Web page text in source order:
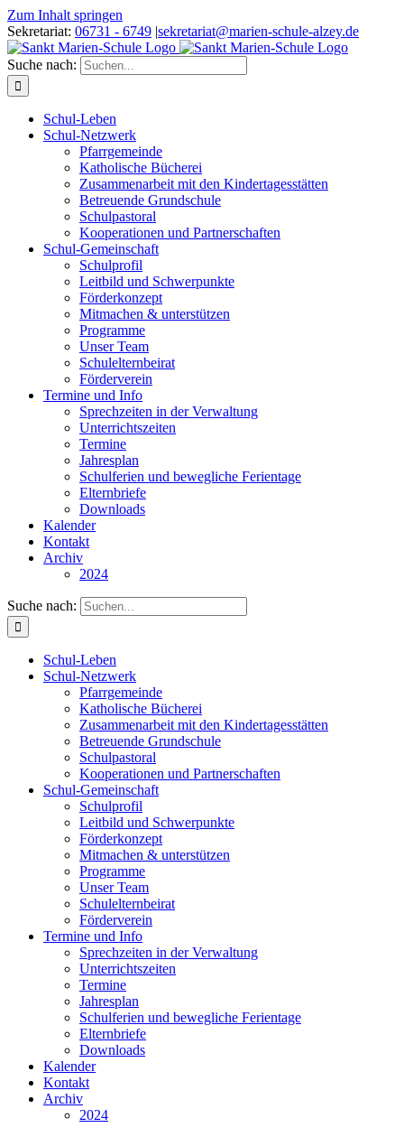
Zum Inhalt springen
Sekretariat: 06731 - 6749 |sekretariat@marien-schule-alzey.de
Suche nach:
Schul-Leben
Schul-Netzwerk
Pfarrgemeinde
Katholische Bücherei
Zusammenarbeit mit den Kindertagesstätten
Betreuende Grundschule
Schulpastoral
Kooperationen und Partnerschaften
Schul-Gemeinschaft
Schulprofil
Leitbild und Schwerpunkte
Förderkonzept
Mitmachen & unterstützen
Programme
Unser Team
Schulelternbeirat
Förderverein
Termine und Info
Sprechzeiten in der Verwaltung
Unterrichtszeiten
Termine
Jahresplan
Schulferien und bewegliche Ferientage
Elternbriefe
Downloads
Kalender
Kontakt
Archiv
2024
Suche nach:
Schul-Leben
Schul-Netzwerk
Pfarrgemeinde
Katholische Bücherei
Zusammenarbeit mit den Kindertagesstätten
Betreuende Grundschule
Schulpastoral
Kooperationen und Partnerschaften
Schul-Gemeinschaft
Schulprofil
Leitbild und Schwerpunkte
Förderkonzept
Mitmachen & unterstützen
Programme
Unser Team
Schulelternbeirat
Förderverein
Termine und Info
Sprechzeiten in der Verwaltung
Unterrichtszeiten
Termine
Jahresplan
Schulferien und bewegliche Ferientage
Elternbriefe
Downloads
Kalender
Kontakt
Archiv
2024